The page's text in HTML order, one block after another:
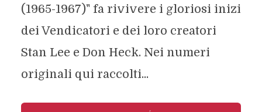
(1965-1967)" fa rivivere i gloriosi inizi
dei Vendicatori e dei loro creatori
Stan Lee e Don Heck. Nei numeri
originali qui raccolti...